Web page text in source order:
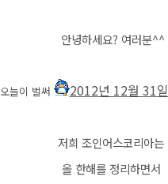
안녕하세요? 여러분^^
오늘이 벌써 2012년 12월 31일
저희 조인어스코리아는
올 한해를 정리하면서